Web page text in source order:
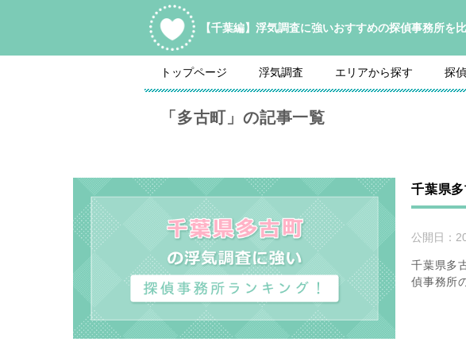
【千葉編】浮気調査に強いおすすめの探偵事務所を
トップページ 浮気調査 エリアから探す 探
「多古町」の記事一覧
千葉県
公開日：
千葉県多
偵事務所